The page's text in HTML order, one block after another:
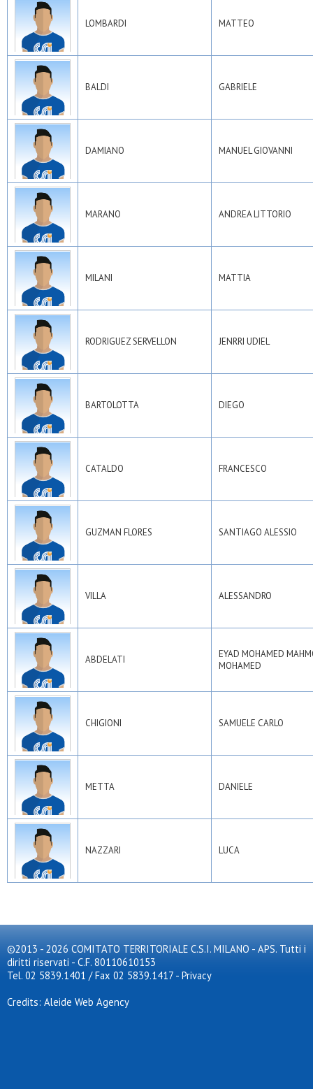
LOMBARDI MATTEO
BALDI GABRIELE
DAMIANO MANUEL GIOVANNI
MARANO ANDREA LITTORIO
MILANI MATTIA
RODRIGUEZ SERVELLON JENRRI UDIEL
BARTOLOTTA DIEGO
CATALDO FRANCESCO
GUZMAN FLORES SANTIAGO ALESSIO
VILLA ALESSANDRO
ABDELATI
EYAD MOHAMED
MOHAMED
CHIGIONI SAMUELE CARLO
METTA DANIELE
NAZZARI LUCA
©2013 - 2026 COMITATO TERRITORIALE C.S.I. MILANO - APS. Tutti i
diritti riservati - C.F. 80110610153
Tel. 02 5839.1401 / Fax 02 5839.1417 - Privacy
Credits: Aleide Web Agency